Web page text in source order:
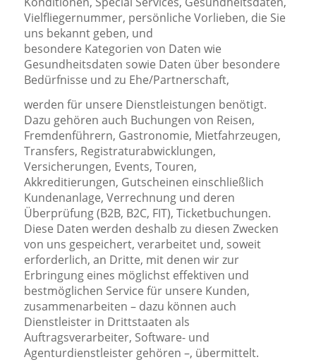
Vielfliegernummer, persönliche Vorlieben, die Sie
uns bekannt geben, und
besondere Kategorien von Daten wie
Gesundheitsdaten sowie Daten über besondere
Bedürfnisse und zu Ehe/Partnerschaft,
werden für unsere Dienstleistungen benötigt.
Dazu gehören auch Buchungen von Reisen,
Fremdenführern, Gastronomie, Mietfahrzeugen,
Transfers, Registraturabwicklungen,
Versicherungen, Events, Touren,
Akkreditierungen, Gutscheinen einschließlich
Kundenanlage, Verrechnung und deren
Überprüfung (B2B, B2C, FIT), Ticketbuchungen.
Diese Daten werden deshalb zu diesen Zwecken
von uns gespeichert, verarbeitet und, soweit
erforderlich, an Dritte, mit denen wir zur
Erbringung eines möglichst effektiven und
bestmöglichen Service für unsere Kunden,
zusammenarbeiten – dazu können auch
Dienstleister in Drittstaaten als
Auftragsverarbeiter, Software- und
Agenturdienstleister gehören –, übermittelt.